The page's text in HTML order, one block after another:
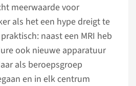
meerwaarde voor
als het een hype dreigt te
naast een MRI heb
ook nieuwe apparatuur
als beroepsgroep
en in elk centrum